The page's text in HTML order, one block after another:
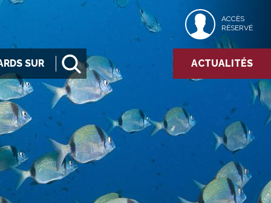
SUR
ACCÈS
RÉSERVÉ
ACTUALITÉS